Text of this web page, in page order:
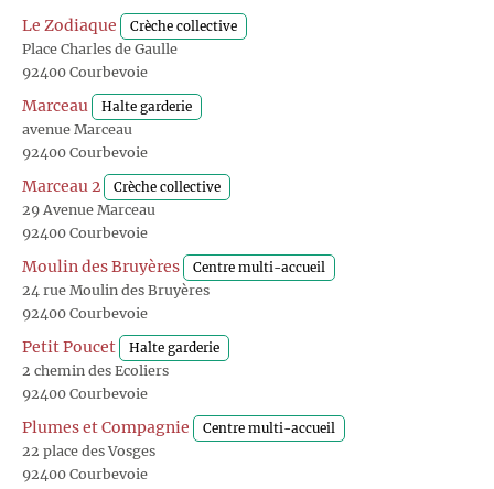
Le Zodiaque Crèche collective
Place Charles de Gaulle
92400 Courbevoie
Marceau Halte garderie
avenue Marceau
92400 Courbevoie
Marceau 2 Crèche collective
29 Avenue Marceau
92400 Courbevoie
Moulin des Bruyères Centre multi-accueil
24 rue Moulin des Bruyères
92400 Courbevoie
Petit Poucet Halte garderie
2 chemin des Ecoliers
92400 Courbevoie
Plumes et Compagnie Centre multi-accueil
22 place des Vosges
92400 Courbevoie